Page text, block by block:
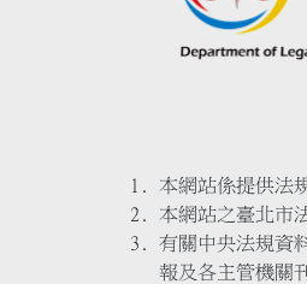
本網站係提供法
本網站之臺北市
有關中央法規資
報及各主管機關